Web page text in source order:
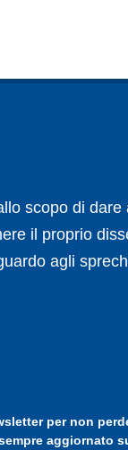
scopo di dare
il proprio
agli
per non
aggiornato